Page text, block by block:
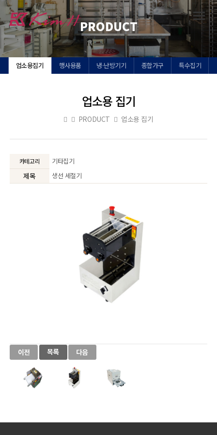
PRODUCT
업소용집기 행사용품 냉·난방기기 종합가구 특수집기
업소용 집기
PRODUCT 업소용 집기
카테고리 기타집기
제목 생선 세절기